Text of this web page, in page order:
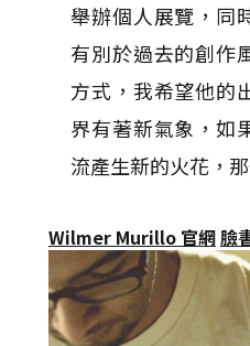
舉辦個人展覽，同
有別於過去的創作
方式，我希望他的
界有著新氣象，如
流產生新的火花，
Wilmer Murillo 官網臉